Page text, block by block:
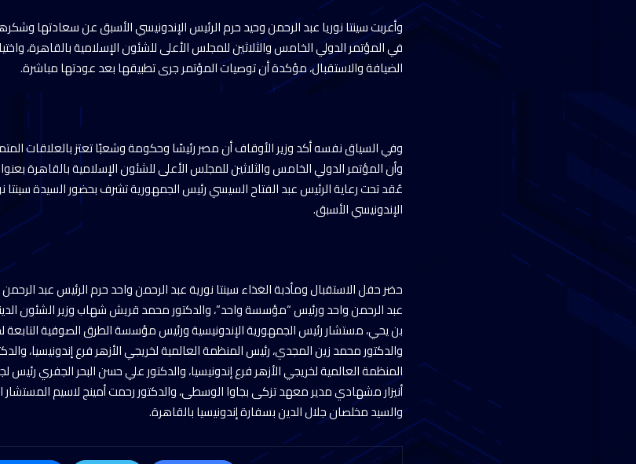
وأعربت سينتا نوريا عبد الرحمن وحيد حرم الرئيس الإندونيسي الأسبق عن سعادتها
في المؤتمر الدولي الخامس والثلاثين للمجلس الأعلى للشئون الإسلامية بالقاهرة،
الضيافة والاستقبال، مؤكدة أن توصيات المؤتمر جرى تطبيقها بعد عودتها مباشرة.
وفي السياق نفسه أكد وزير الأوقاف أن مصر رئيسًا وحكومة وشعبًا تعتز بالعلاقات
وأن المؤتمر الدولي الخامس والثلاثين للمجلس الأعلى للشئون الإسلامية بالقاهرة
عُقد تحت رعاية الرئيس عبد الفتاح السيسي رئيس الجمهورية تشرف بحضور السيدة سينتا
الإندونيسي الأسبق.
حضر حفل الاستقبال ومأدبة الغذاء سينتا نورية عبد الرحمن واحد حرم الرئيس عبد
عبد الرحمن واحد ورئيس “مؤسسة واحد”، والدكتور محمد قريش شهاب وزير الشئون
بن يحي، مستشار رئيس الجمهورية الإندونيسية ورئيس مؤسسة الطرق الصوفية التابعة
والدكتور محمد زين المجدي، رئيس المنظمة العالمية لخريجي الأزهر فرع إندونيسيا،
المنظمة العالمية لخريجي الأزهر فرع إندونيسيا، والدكتور علي حسن البحر الجفري رئيس
أنيزار مشهادي مدير معهد تزكى بجاوا الوسطى، والدكتور رحمت أمينج لاسيم المستشار
والسيد مخلصان جلال الدين بسفارة إندونيسيا بالقاهرة.